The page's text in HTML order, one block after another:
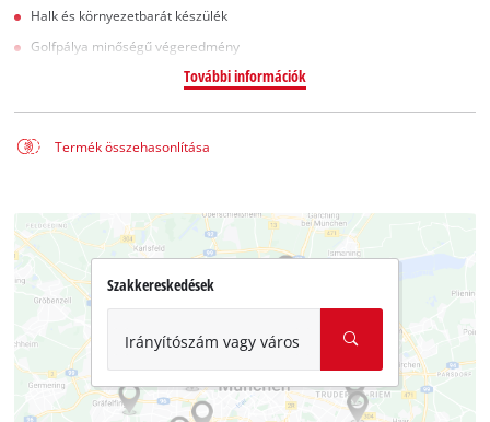
Halk és környezetbarát készülék
Golfpálya minőségű végeredmény
További információk
Termék összehasonlítása
Szakkereskedések
Irányítószám vagy város